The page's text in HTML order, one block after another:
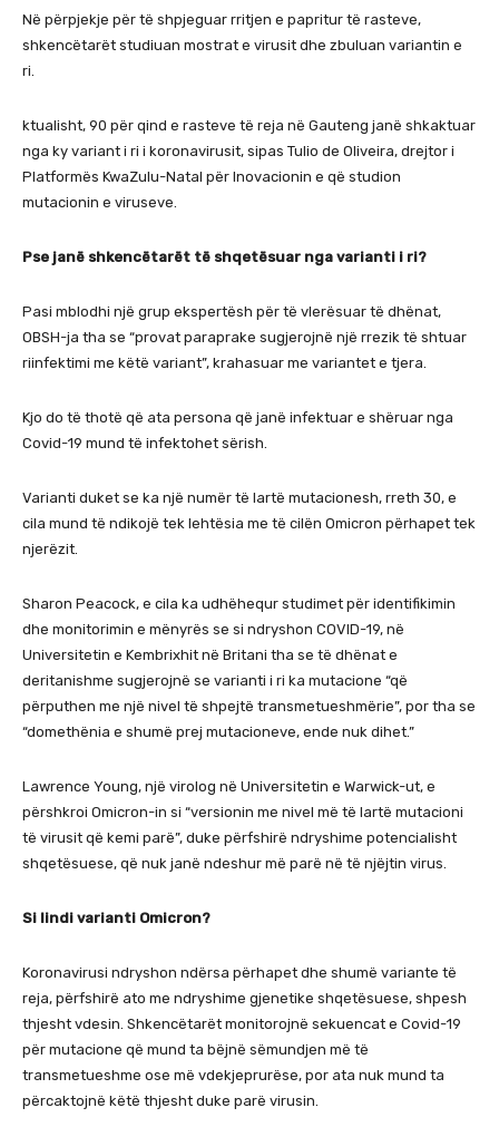
Në përpjekje për të shpjeguar rritjen e papritur të rasteve,
shkencëtarët studiuan mostrat e virusit dhe zbuluan variantin e
ri.
ktualisht, 90 për qind e rasteve të reja në Gauteng janë shkaktuar
nga ky variant i ri i koronavirusit, sipas Tulio de Oliveira, drejtor i
Platformës KwaZulu-Natal për Inovacionin e që studion
mutacionin e viruseve.
Pse janë shkencëtarët të shqetësuar nga varianti i ri?
Pasi mblodhi një grup ekspertësh për të vlerësuar të dhënat,
OBSH-ja tha se “provat paraprake sugjerojnë një rrezik të shtuar
riinfektimi me këtë variant”, krahasuar me variantet e tjera.
Kjo do të thotë që ata persona që janë infektuar e shëruar nga
Covid-19 mund të infektohet sërish.
Varianti duket se ka një numër të lartë mutacionesh, rreth 30, e
cila mund të ndikojë tek lehtësia me të cilën Omicron përhapet tek
njerëzit.
Sharon Peacock, e cila ka udhëhequr studimet për identifikimin
dhe monitorimin e mënyrës se si ndryshon COVID-19, në
Universitetin e Kembrixhit në Britani tha se të dhënat e
deritanishme sugjerojnë se varianti i ri ka mutacione “që
përputhen me një nivel të shpejtë transmetueshmërie”, por tha se
“domethënia e shumë prej mutacioneve, ende nuk dihet.”
Lawrence Young, një virolog në Universitetin e Warwick-ut, e
përshkroi Omicron-in si “versionin me nivel më të lartë mutacioni
të virusit që kemi parë”, duke përfshirë ndryshime potencialisht
shqetësuese, që nuk janë ndeshur më parë në të njëjtin virus.
Si lindi varianti Omicron?
Koronavirusi ndryshon ndërsa përhapet dhe shumë variante të
reja, përfshirë ato me ndryshime gjenetike shqetësuese, shpesh
thjesht vdesin. Shkencëtarët monitorojnë sekuencat e Covid-19
për mutacione që mund ta bëjnë sëmundjen më të
transmetueshme ose më vdekjeprurëse, por ata nuk mund ta
përcaktojnë këtë thjesht duke parë virusin.